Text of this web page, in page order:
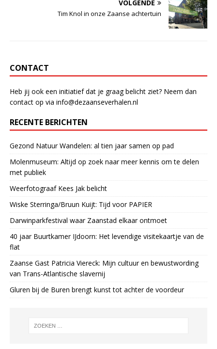
n
VOLGENDE
Tim Knol in onze Zaanse achtertuin
CONTACT
Heb jij ook een initiatief dat je graag belicht ziet? Neem dan
contact op via info@dezaanseverhalen.nl
RECENTE BERICHTEN
Gezond Natuur Wandelen: al tien jaar samen op pad
Molenmuseum: Altijd op zoek naar meer kennis om te delen
met publiek
Weerfotograaf Kees Jak belicht
Wiske Sterringa/Bruun Kuijt: Tijd voor PAPIER
Darwinparkfestival waar Zaanstad elkaar ontmoet
40 jaar Buurtkamer IJdoorn: Het levendige visitekaartje van de
flat
Zaanse Gast Patricia Viereck: Mijn cultuur en bewustwording
van Trans-Atlantische slavernij
Gluren bij de Buren brengt kunst tot achter de voordeur